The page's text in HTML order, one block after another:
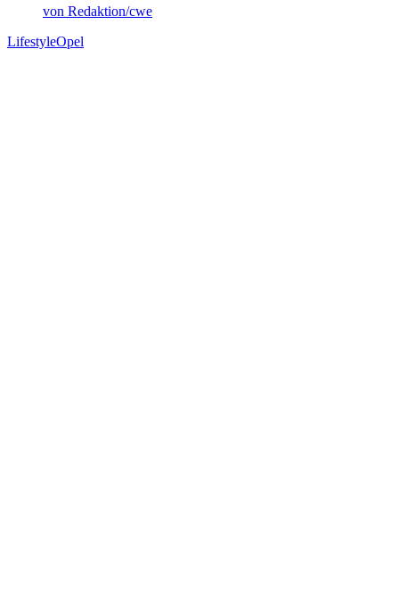
von Redaktion/cwe
LifestyleOpel